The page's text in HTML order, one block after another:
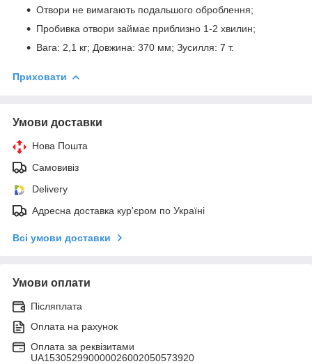
Отвори не вимагають подальшого оброблення;
Пробивка отвори займає приблизно 1-2 хвилин;
Вага: 2,1 кг; Довжина: 370 мм; Зусилля: 7 т.
Приховати
Умови доставки
Нова Пошта
Самовивіз
Delivery
Адресна доставка кур'єром по Україні
Всі умови доставки
Умови оплати
Післяплата
Оплата на рахунок
Оплата за реквізитами
UA153052990000026002050573920